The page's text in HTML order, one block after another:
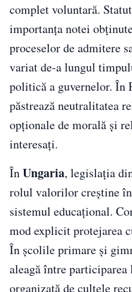
complet voluntară.
importanța notei
proceselor de admitere
variat de-a lungul
politică a guvernelor. În
păstrează neutralitatea
opționale de morală și
interesați.
ÎnUngaria, legislația
rolul valorilor creștine
sistemul educațional.
mod explicit protejarea
În școlile primare și
aleagă între
organizată de cultele